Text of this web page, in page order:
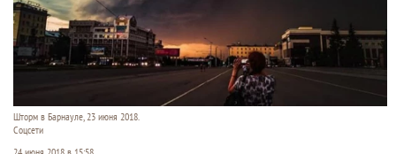
Шторм в Барнауле, 23 июня 2018.
Соцсети